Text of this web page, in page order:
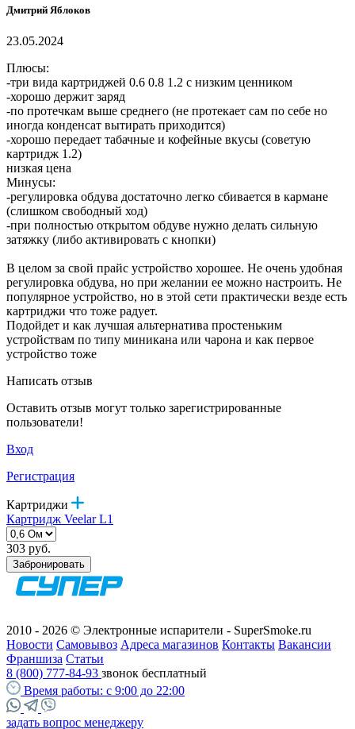
Дмитрий Яблоков
23.05.2024
Плюсы:
-три вида картриджей 0.6 0.8 1.2 с низким ценником
-хорошо держит заряд
-по протечкам выше среднего (не протекает сам по себе но
иногда конденсат вытирать приходится)
-хорошо передает табачные и кофейные вкусы (советую
картридж 1.2)
низкая цена
Минусы:
-регулировка обдува достаточно легко сбивается в кармане
(слишком свободный ход)
-при полностью открытом обдуве нужно делать сильную
затяжку (либо активировать с кнопки)
В целом за свой прайс устройство хорошее. Не очень удобная
регулировка обдува, но при желании ее можно настроить. Не
популярное устройство, но в этой сети практически везде есть
картриджи что тоже радует.
Подойдет и как лучшая альтернатива простеньким
устройствам по типу миникана или чарона и как первое
устройство тоже
Написать отзыв
Оставить отзыв могут только зарегистрированные
пользователи!
Вход
Регистрация
Картриджи
Картридж Veelar L1
303 руб.
Забронировать
2010 - 2026 © Электронные испарители - SuperSmoke.ru
Новости Самовывоз Адреса магазинов Контакты Вакансии
Франшиза Статьи
8 (800) 777-84-93 звонок бесплатный
Время работы: с 9:00 до 22:00
задать вопрос менеджеру